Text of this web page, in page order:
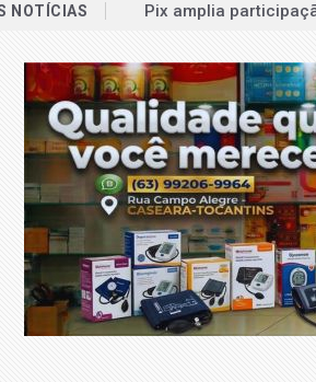
NOTÍCIAS
Balança comercial
Milei recua em
Leilões de petróleo
Trump assina
Famílias brasileiras
Entenda o que muda
Retiradas da